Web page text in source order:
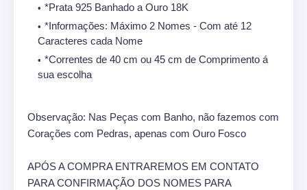
*Prata 925 Banhado a Ouro 18K
*Informações: Máximo 2 Nomes - Com até 12
Caracteres cada Nome
*Correntes de 40 cm ou 45 cm de Comprimento á
sua escolha
Observação: Nas Peças com Banho, não fazemos com
Corações com Pedras, apenas com Ouro Fosco
APÓS A COMPRA ENTRAREMOS EM CONTATO
PARA CONFIRMAÇÃO DOS NOMES PARA